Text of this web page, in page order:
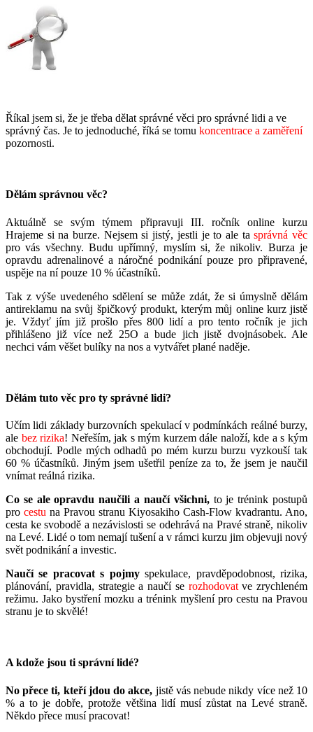
Říkal jsem si, že je třeba dělat správné věci pro správné lidi a ve
správný čas. Je to jednoduché, říká se tomu koncentrace a zaměření
pozornosti.
Dělám správnou věc?
Aktuálně se svým týmem připravuji III. ročník online kurzu
Hrajeme si na burze. Nejsem si jistý, jestli je to ale tasprávná věc
pro vás všechny. Budu upřímný, myslím si, že nikoliv. Burza je
opravdu adrenalinové a náročné podnikání pouze pro připravené,
uspěje na ní pouze 10 % účastníků.
Tak z výše uvedeného sdělení se může zdát, že si úmyslně dělám
antireklamu na svůj špičkový produkt, kterým můj online kurz jistě
je. Vždyť jím již prošlo přes 800 lidí a pro tento ročník je jich
přihlášeno již více než 25O a bude jich jistě dvojnásobek. Ale
nechci vám věšet bulíky na nos a vytvářet plané naděje.
Dělám tuto věc pro ty správné lidi?
Učím lidi základy burzovních spekulací v podmínkách reálné burzy,
ale bez rizika! Neřeším, jak s mým kurzem dále naloží, kde a s kým
obchodují. Podle mých odhadů po mém kurzu burzu vyzkouší tak
60 % účastníků. Jiným jsem ušetřil peníze za to, že jsem je naučil
vnímat reálná rizika.
Co se ale opravdu naučili a naučí všichni,to je trénink postupů
pro cestu na Pravou stranu Kiyosakiho Cash-Flow kvadrantu. Ano,
cesta ke svobodě a nezávislosti se odehrává na Pravé straně, nikoliv
na Levé. Lidé o tom nemají tušení a v rámci kurzu jim objevuji nový
svět podnikání a investic.
Naučí se pracovat s pojmyspekulace, pravděpodobnost, rizika,
plánování, pravidla, strategie a naučí serozhodovatve zrychleném
režimu. Jako bystření mozku a trénink myšlení pro cestu na Pravou
stranu je to skvělé!
A kdože jsou ti správní lidé?
No přece ti, kteří jdou do akce, jistě vás nebude nikdy více než 10
% a to je dobře, protože většina lidí musí zůstat na Levé straně.
Někdo přece musí pracovat!